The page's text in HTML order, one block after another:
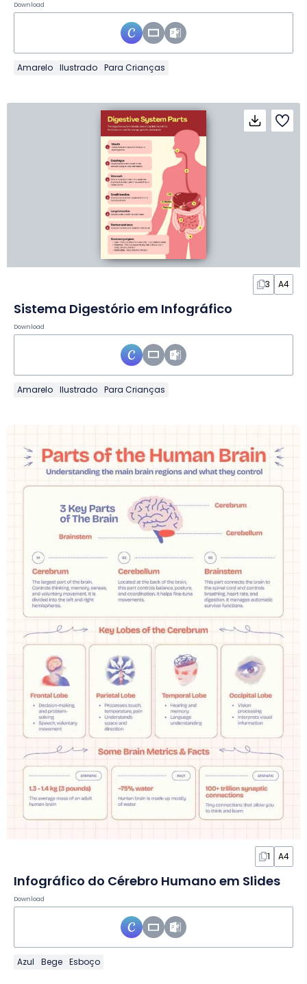
Download
Amarelo Ilustrado Para Crianças
3 A4
Sistema Digestório em Infográfico
Download
Amarelo Ilustrado Para Crianças
1 A4
Infográfico do Cérebro Humano em Slides
Download
Azul Bege Esboço